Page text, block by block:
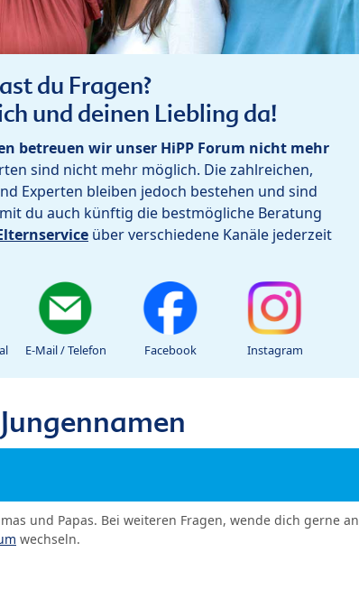
du Fragen?
und deinen Liebling da!
betreuen wir unser HiPP Forum nicht mehr
sind nicht mehr möglich. Die zahlreichen,
Experten bleiben jedoch bestehen und sind
du auch künftig die bestmögliche Beratung
über verschiedene Kanäle jederzeit
E-Mail / Telefon Facebook Instagram
und Papas. Bei weiteren Fragen, wende dich gerne an
wechseln.